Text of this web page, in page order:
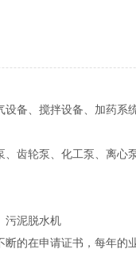
设备、搅拌设备、加药
齿轮泵、化工泵、离心
污泥脱水机
的在申请证书，每年的